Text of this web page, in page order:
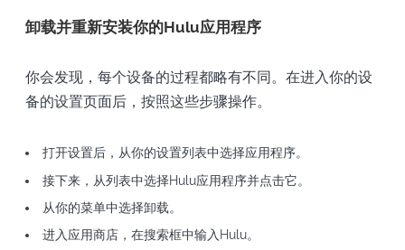
卸载并重新安装你的Hulu应用程序
你会发现，每个设备的过程都略有不同。在进入你的设
备的设置页面后，按照这些步骤操作。
打开设置后，从你的设置列表中选择应用程序。
接下来，从列表中选择Hulu应用程序并点击它。
从你的菜单中选择卸载。
进入应用商店，在搜索框中输入Hulu。